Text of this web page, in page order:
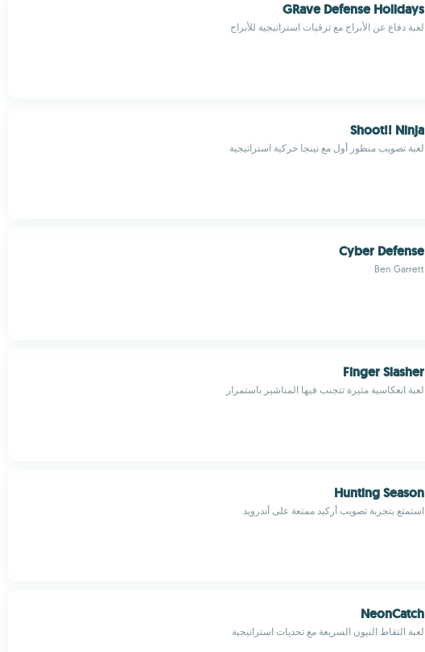
GRave Defense Holidays
لعبة دفاع عن الأبراج مع ترقيات استراتيجية للأبراج
Shoot!! Ninja
لعبة تصويب منظور أول مع نينجا حركية استراتيجية
Cyber Defense
Ben Garrett
Finger Slasher
لعبة انعكاسية مثيرة تتجنب فيها المناشير باستمرار
Hunting Season
استمتع بتجربة تصويب أركيد ممتعة على أندرويد
NeonCatch
لعبة التقاط النيون السريعة مع تحديات استراتيجية